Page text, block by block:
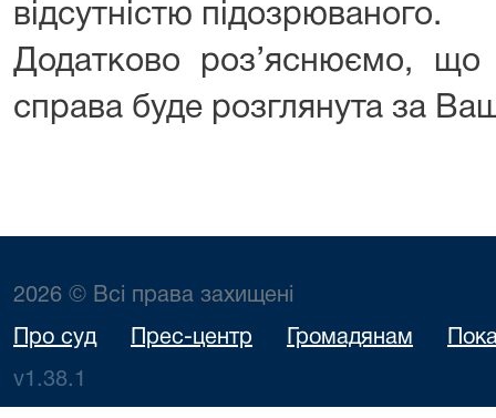
відсутністю підозрюваного.
Додатково роз’яснюємо,
справа буде розглянута за
2026 © Всі права захищені
Про суд Прес-центр Громадянам
v1.38.1